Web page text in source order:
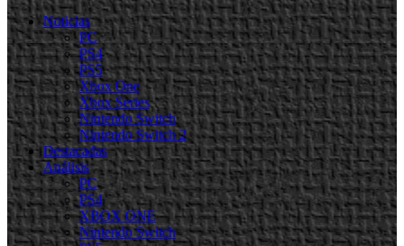
Noticias
PC
PS4
PS5
Xbox One
Xbox Series
Nintendo Switch
Nintendo Switch 2
Destacadas
Análisis
PC
PS4
XBOX ONE
Nintendo Switch